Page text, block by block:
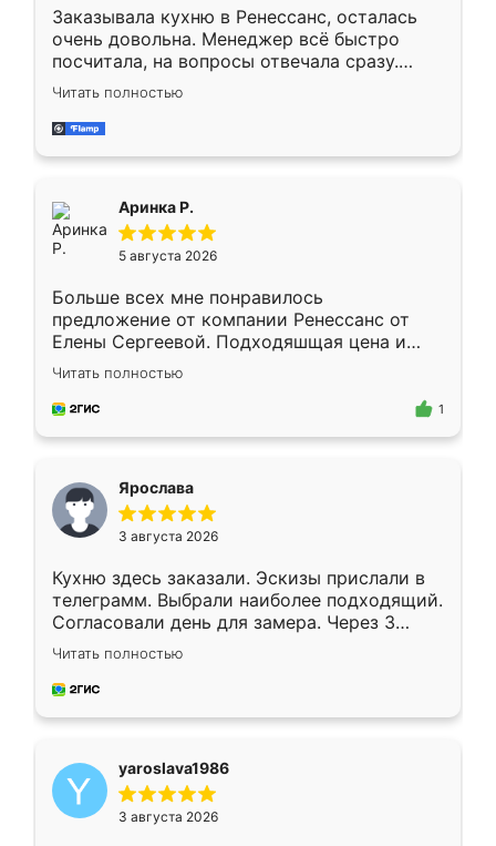
Заказывала кухню в Ренессанс, осталась
очень довольна. Менеджер всё быстро
посчитала, на вопросы отвечала сразу.
Замерщик приехал в субботу, подошёл к
делу со всей ответственностью. Собрали
за день, ребята работали аккуратно, даже
Читать полностью
Аринка Р.
5 августа 2026
Больше всех мне понравилось
предложение от компании Ренессанс от
Елены Сергеевой. Подходяшщая цена и
короткие сроки изготовления. Приехавший
для замера сотрудник Владислав
предложил по моему эскизу самый
Читать полностью
1
Ярослава
3 августа 2026
Кухню здесь заказали. Эскизы прислали в
телеграмм. Выбрали наиболее подходящий.
Согласовали день для замера. Через 3
недели кухня была уже готова. Остались
довольны работой. Спасибо Ренессанс
мебель за качественную работу!
Читать полностью
yaroslava1986
3 августа 2026